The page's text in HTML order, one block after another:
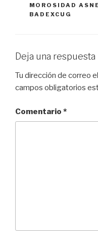
MOROSIDAD
BADEXCUG
Deja una respuesta
Tu dirección de correo
campos obligatorios
Comentario *